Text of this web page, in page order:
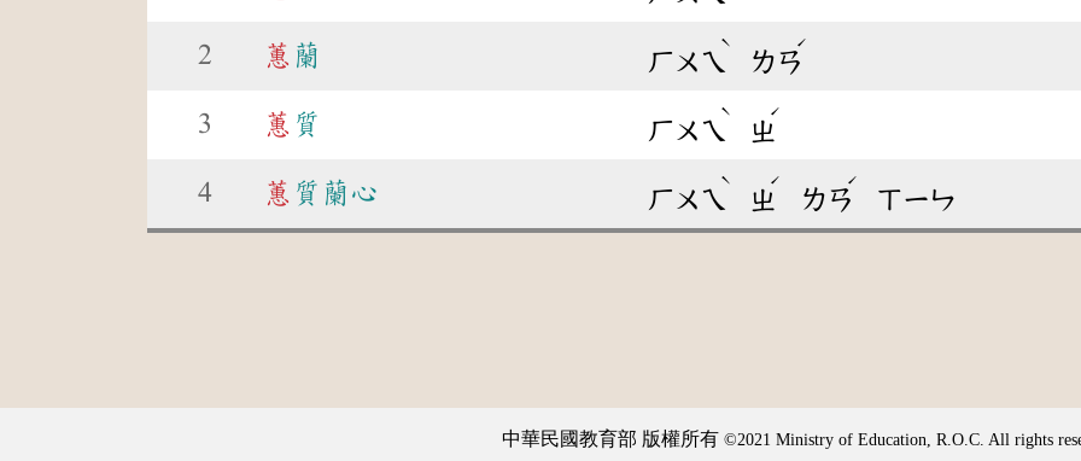
2 蕙 蘭 ㄏㄨㄟ
ˋ
ㄌㄢ
ˊ
3 蕙 質 ㄏㄨㄟ
ˋ
ㄓ
ˊ
4 蕙 質蘭心 ㄏㄨㄟ
ˋ
ㄓ
ˊ
ㄌㄢ
ˊ
ㄒㄧㄣ
中華民國教育部 版權所有 ©2021 Ministry of Education, R.O.C. All rights